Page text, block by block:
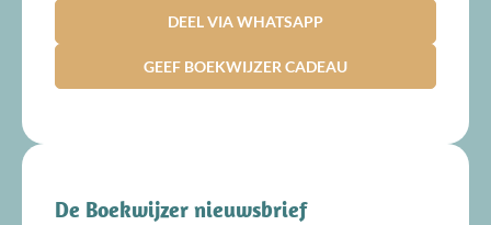
DEEL VIA WHATSAPP
GEEF BOEKWIJZER CADEAU
De Boekwijzer nieuwsbrief